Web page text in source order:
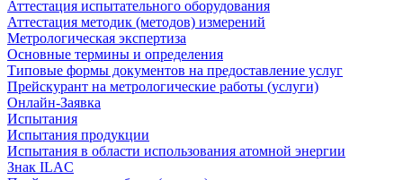
Аттестация испытательного оборудования
Аттестация методик (методов) измерений
Метрологическая экспертиза
Основные термины и определения
Типовые формы документов на предоставление услуг
Прейскурант на метрологические работы (услуги)
Онлайн-Заявка
Испытания
Испытания продукции
Испытания в области использования атомной энергии
Знак ILAC